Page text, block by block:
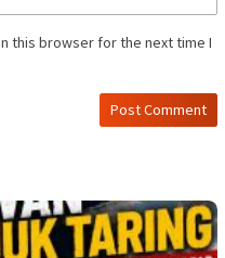
this browser for the next time I